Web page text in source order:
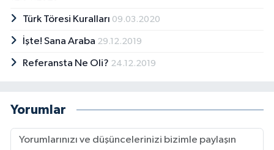
Türk Töresi Kuralları 09.03.2020
İşte! Sana Araba 29.12.2019
Referansta Ne Oli? 24.12.2019
Yorumlar
HABERDE İNSAN